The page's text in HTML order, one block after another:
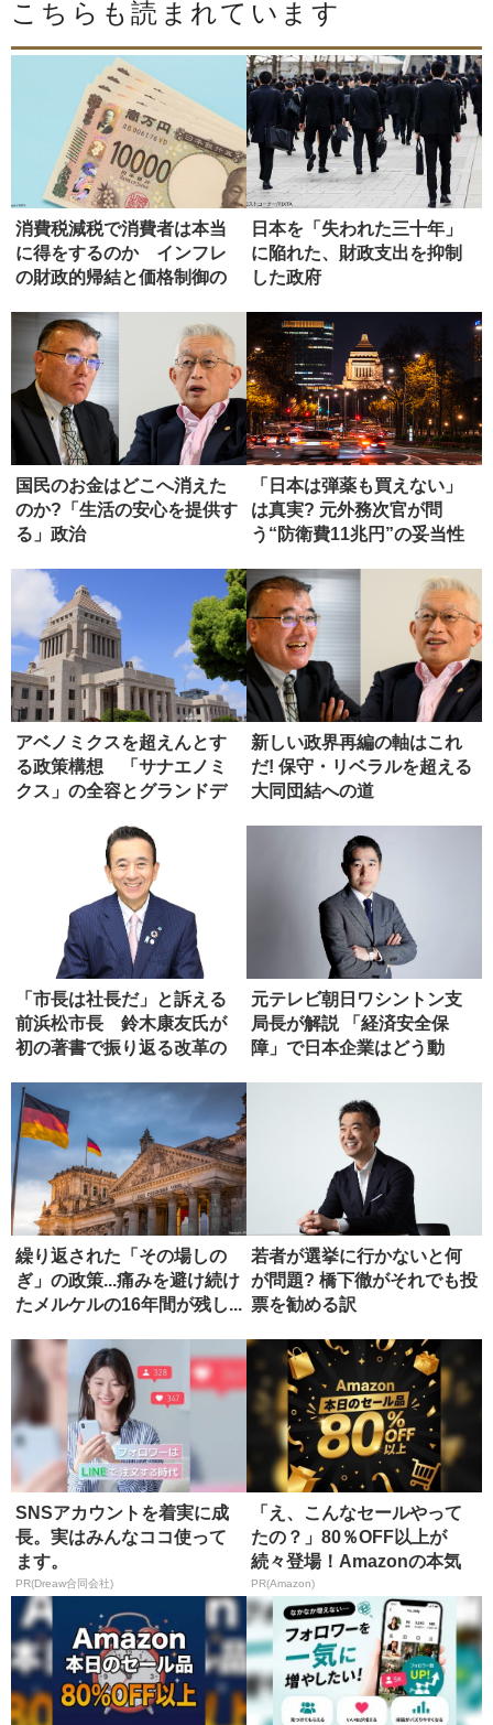
こちらも読まれています
消費税減税で消費者は本当
に得をするのか インフレ
の財政的帰結と価格制御の
日本を「失われた三十年」
に陥れた、財政支出を抑制
した政府
国民のお金はどこへ消えた
のか?「生活の安心を提供す
る」政治
「日本は弾薬も買えない」
は真実? 元外務次官が問
う“防衛費11兆円”の妥当性
アベノミクスを超えんとす
る政策構想 「サナエノミ
クス」の全容とグランドデ
新しい政界再編の軸はこれ
だ! 保守・リベラルを超える
大同団結への道
「市長は社長だ」と訴える
前浜松市長 鈴木康友氏が
初の著書で振り返る改革の
元テレビ朝日ワシントン支
局長が解説 「経済安全保
障」で日本企業はどう動
繰り返された「その場しの
ぎ」の政策...痛みを避け続け
たメルケルの16年間が残し...
若者が選挙に行かないと何
が問題? 橋下徹がそれでも投
票を勧める訳
SNSアカウントを着実に成
長。実はみんなココ使って
ます。
PR(Dreaw合同会社)
「え、こんなセールやって
たの？」80％OFF以上が
続々登場！Amazonの本気
が...
PR(Amazon)